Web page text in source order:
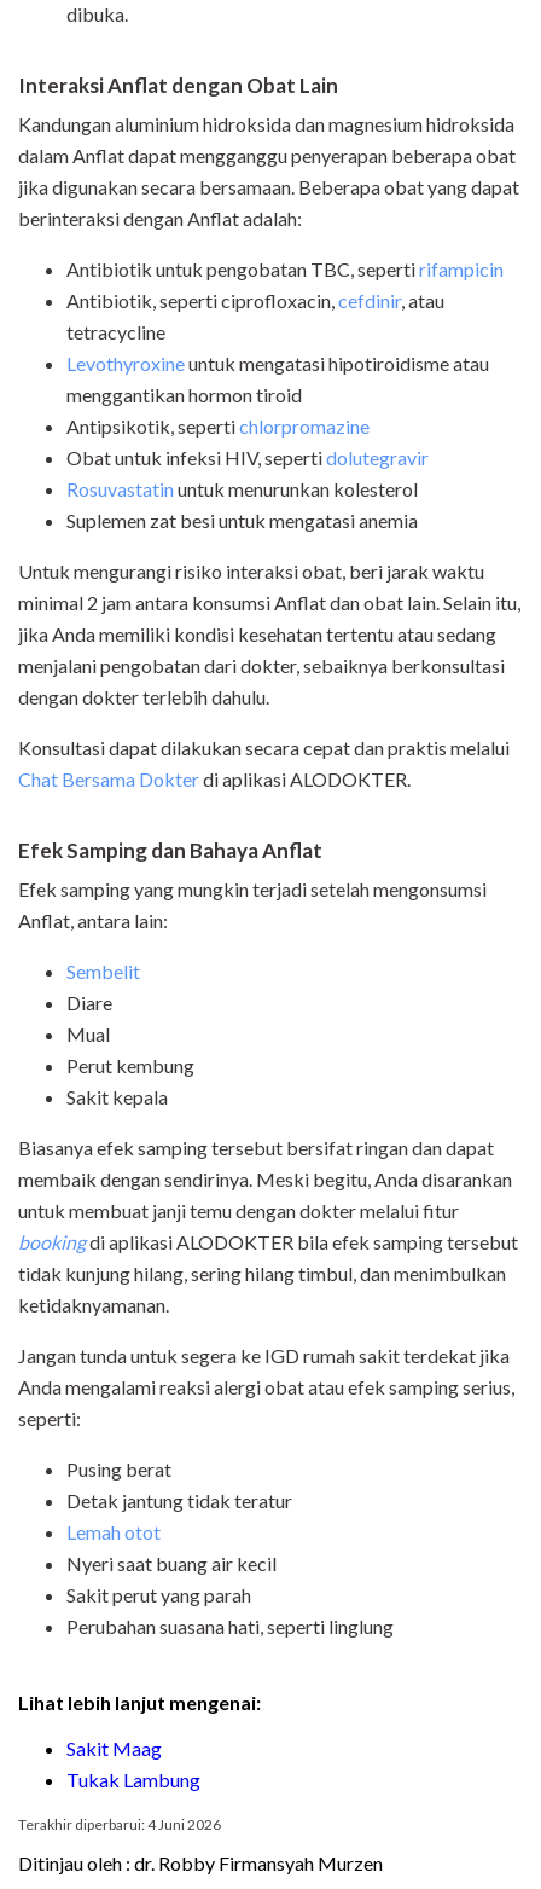
dibuka.
InteraksiAnflat dengan Obat Lain
Kandungan aluminium hidroksida dan magnesium hidroksida
dalam Anflat dapat mengganggu penyerapan beberapa obat
jika digunakan secara bersamaan. Beberapa obat yang dapat
berinteraksi dengan Anflat adalah:
Antibiotik untuk pengobatan TBC, sepertirifampicin
Antibiotik, seperti ciprofloxacin, cefdinir, atau
tetracycline
Levothyroxineuntuk mengatasi hipotiroidisme atau
menggantikan hormon tiroid
Antipsikotik, sepertichlorpromazine
Obat untuk infeksi HIV, sepertidolutegravir
Rosuvastatinuntuk menurunkan kolesterol
Suplemen zat besi untuk mengatasi anemia
Untuk mengurangi risiko interaksi obat, beri jarak waktu
minimal 2 jam antara konsumsi Anflat dan obat lain. Selain itu,
jika Anda memiliki kondisi kesehatan tertentu atau sedang
menjalani pengobatan dari dokter, sebaiknya berkonsultasi
dengan dokter terlebih dahulu.
Konsultasi dapat dilakukan secara cepat dan praktis melalui
Chat Bersama Dokterdi aplikasi ALODOKTER.
Efek Samping dan Bahaya Anflat
Efek samping yang mungkin terjadi setelah mengonsumsi
Anflat, antara lain:
Sembelit
Diare
Mual
Perut kembung
Sakit kepala
Biasanya efek samping tersebut bersifat ringan dan dapat
membaik dengan sendirinya. Meski begitu, Anda disarankan
untuk membuat janji temu dengan dokter melalui fitur
bookingdi aplikasi ALODOKTER bila efek samping tersebut
tidak kunjung hilang, sering hilang timbul, dan menimbulkan
ketidaknyamanan.
Jangan tunda untuk segera ke IGD rumah sakit terdekat jika
Anda mengalami reaksi alergi obat atau efek samping serius,
seperti:
Pusing berat
Detak jantung tidak teratur
Lemah otot
Nyeri saat buang air kecil
Sakit perut yang parah
Perubahan suasana hati, seperti linglung
Lihat lebih lanjut mengenai:
Sakit Maag
Tukak Lambung
Terakhir diperbarui: 4 Juni 2026